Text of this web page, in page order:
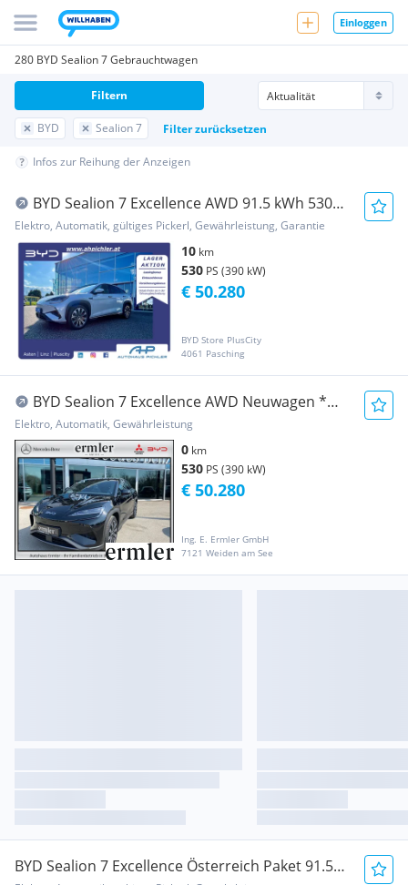
Einloggen
280 BYD Sealion 7 Gebrauchtwagen
BYD Sealion 7 Filter zurücksetzen
Filtern
Infos zur Reihung der Anzeigen
BYD Sealion 7 Excellence AWD 91.5 kWh 530PS
LEASING...
Elektro, Automatik, gültiges Pickerl, Gewährleistung, Garantie
10 km
530 PS (390 kW)
BYD Store PlusCity
4061 Pasching
€ 50.280
BYD Sealion 7 Excellence AWD Neuwagen *
AKTION
Elektro, Automatik, Gewährleistung
0 km
530 PS (390 kW)
Ing. E. Ermler GmbH
7121 Weiden am See
€ 50.280
BYD Sealion 7 Excellence Österreich Paket 91.5